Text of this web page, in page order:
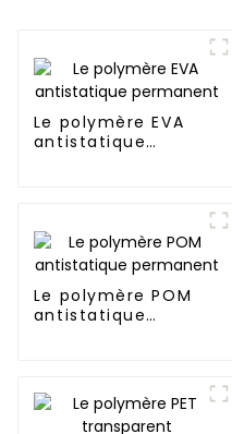
Le polymère EVA
antistatique
Le polymère POM
antistatique